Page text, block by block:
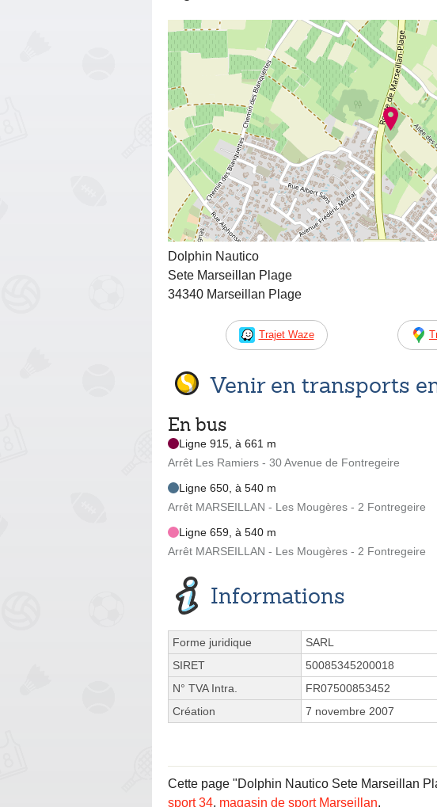
Dolphin Nautico
Sete Marseillan Plage
34340 Marseillan Plage
Trajet Waze
Venir en transports
En bus
Ligne 915, à 661 m
Arrêt Les Ramiers - 30 Avenue de Fontregeire
Ligne 650, à 540 m
Arrêt MARSEILLAN - Les Mougères - 2 Fontregeire
Ligne 659, à 540 m
Arrêt MARSEILLAN - Les Mougères - 2 Fontregeire
Informations
Forme juridique
SARL
SIRET
50085345200018
N° TVA Intra.
FR07500853452
Création
7 novembre 2007
Cette page "Dolphin Nautico Sete Marseillan
sport 34, magasin de sport Marseillan.